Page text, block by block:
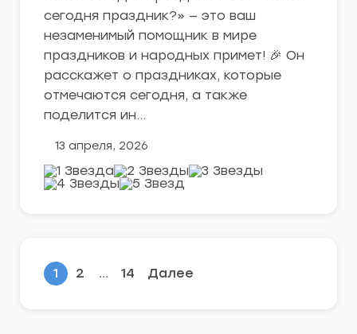
сегодня праздник?» — это ваш
незаменимый помощник в мире
праздников и народных примет! 🎉 Он
расскажет о праздниках, которые
отмечаются сегодня, а также
поделится ин…
13 апреля, 2026
1 2 … 14 Далее